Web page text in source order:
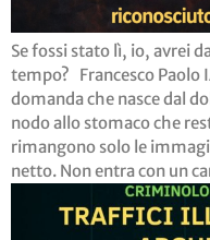
Se fossi stato lì, io, avrei
tempo? Francesco Paolo
domanda che nasce dal
nodo allo stomaco che
rimangono solo le
netto. Non entra con un